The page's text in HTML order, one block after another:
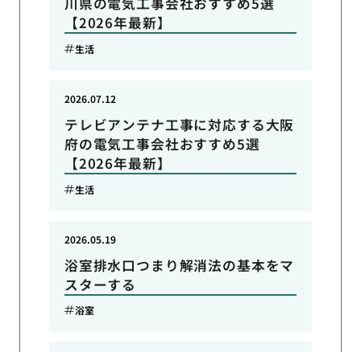
【2026年最新】
生活
テレビアンテナ工事に対応する大阪
府の電気工事会社おすすめ5選
【2026年最新】
2026.07.12
生活
浴室排水口つまり解消法の基本をマ
スターする
2026.05.19
浴室